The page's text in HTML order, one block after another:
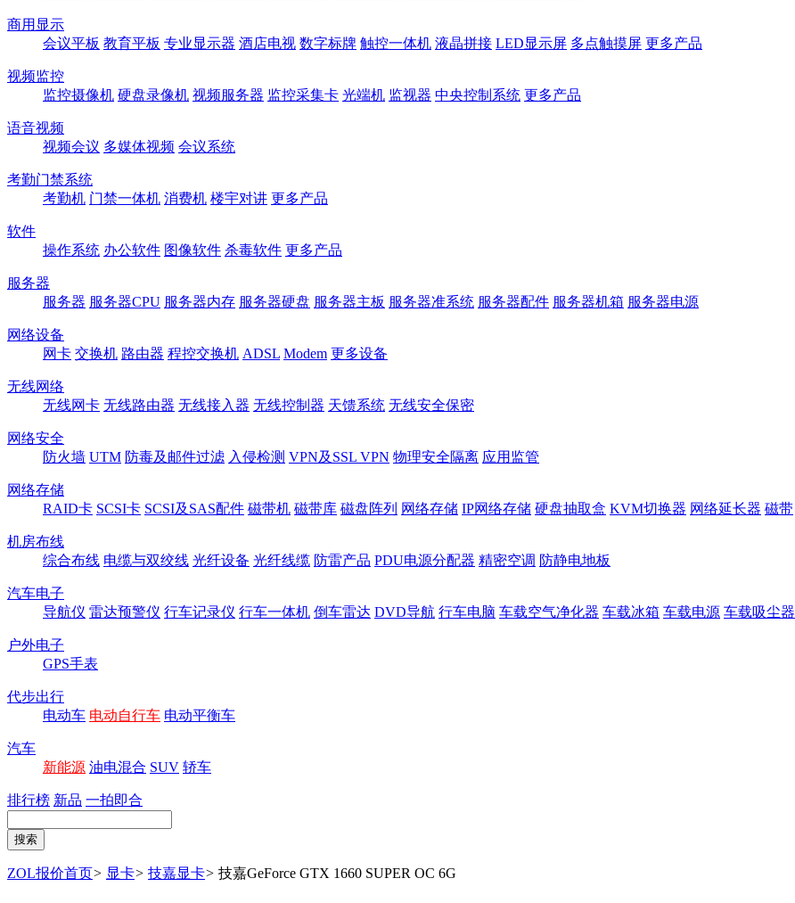
商用显示
会议平板 教育平板 专业显示器 酒店电视 数字标牌 触控一体机 液晶拼接 LED显示屏 多点触摸屏 更多产品
视频监控
监控摄像机 硬盘录像机 视频服务器 监控采集卡 光端机 监视器 中央控制系统 更多产品
语音视频
视频会议 多媒体视频 会议系统
考勤门禁系统
考勤机 门禁一体机 消费机 楼宇对讲 更多产品
软件
操作系统 办公软件 图像软件 杀毒软件 更多产品
服务器
服务器 服务器CPU 服务器内存 服务器硬盘 服务器主板 服务器准系统 服务器配件 服务器机箱 服务器电源
网络设备
网卡 交换机 路由器 程控交换机 ADSL Modem 更多设备
无线网络
无线网卡 无线路由器 无线接入器 无线控制器 天馈系统 无线安全保密
网络安全
防火墙 UTM 防毒及邮件过滤 入侵检测 VPN及SSL VPN 物理安全隔离 应用监管
网络存储
RAID卡 SCSI卡 SCSI及SAS配件 磁带机 磁带库 磁盘阵列 网络存储 IP网络存储 硬盘抽取盒 KVM切换器 网络延长器 磁带
机房布线
综合布线 电缆与双绞线 光纤设备 光纤线缆 防雷产品 PDU电源分配器 精密空调 防静电地板
汽车电子
导航仪 雷达预警仪 行车记录仪 行车一体机 倒车雷达 DVD导航 行车电脑 车载空气净化器 车载冰箱 车载电源 车载吸尘器
户外电子
GPS手表
代步出行
电动车 电动自行车 电动平衡车
汽车
新能源 油电混合 SUV 轿车
排行榜 新品 一拍即合
ZOL报价首页> 显卡> 技嘉显卡> 技嘉GeForce GTX 1660 SUPER OC 6G